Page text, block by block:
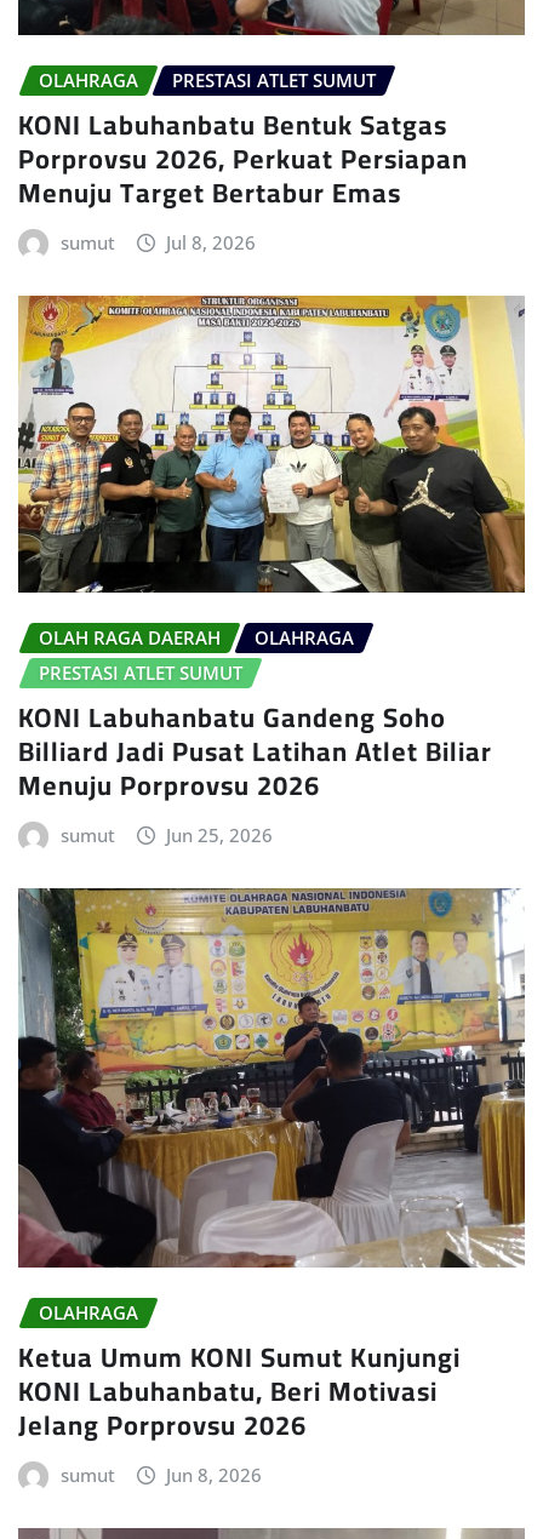
OLAHRAGA PRESTASI ATLET SUMUT
KONI Labuhanbatu Bentuk Satgas
Porprovsu 2026, Perkuat Persiapan
Menuju Target Bertabur Emas
sumut Jul 8, 2026
OLAH RAGA DAERAH
OLAHRAGA
PRESTASI ATLET SUMUT
KONI Labuhanbatu Gandeng Soho
Billiard Jadi Pusat Latihan Atlet Biliar
Menuju Porprovsu 2026
sumut Jun 25, 2026
OLAHRAGA
Ketua Umum KONI Sumut Kunjungi
KONI Labuhanbatu, Beri Motivasi
Jelang Porprovsu 2026
sumut Jun 8, 2026